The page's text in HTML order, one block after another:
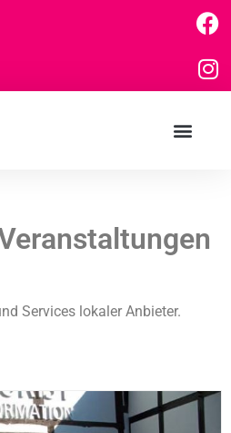
Services lokaler Anbieter.